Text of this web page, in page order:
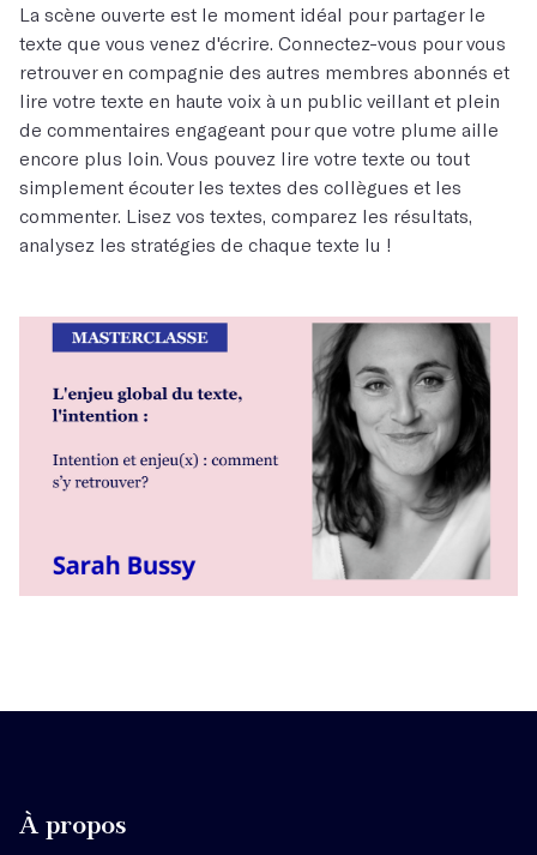
La scène ouverte est le moment idéal pour partager le
texte que vous venez d'écrire. Connectez-vous pour vous
retrouver en compagnie des autres membres abonnés et
lire votre texte en haute voix à un public veillant et plein
de commentaires engageant pour que votre plume aille
encore plus loin. Vous pouvez lire votre texte ou tout
simplement écouter les textes des collègues et les
commenter. Lisez vos textes, comparez les résultats,
analysez les stratégies de chaque texte lu !
À propos